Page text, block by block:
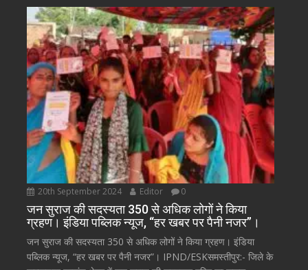
20th September 2024 Editor 0
जन सुराज की सदस्यता 350 से अधिक लोगों ने किया
ग्रहण। इंडिया पब्लिक न्यूज, “हर खबर पर पैनी नजर”।
जन सुराज की सदस्यता 350 से अधिक लोगों ने किया ग्रहण। इंडिया
पब्लिक न्यूज, “हर खबर पर पैनी नजर”। IPND/ESKसमस्तीपुर:- जिले के